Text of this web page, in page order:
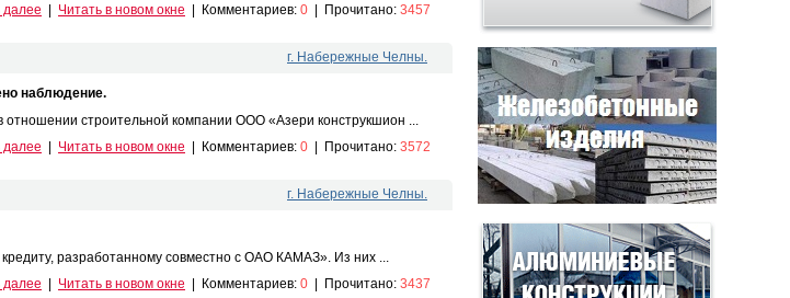
далее
Читать в новом окне Комментариев: 0 Прочитано: 3457
г. Набережные Челны.
наблюдение.
отношении строительной компании ООО «Азери конструкшион ...
далее
Читать в новом окне Комментариев: 0 Прочитано: 3572
г. Набережные Челны.
разработанному совместно с ОАО КАМАЗ». Из них ...
далее
Читать в новом окне Комментариев: 0 Прочитано: 3437